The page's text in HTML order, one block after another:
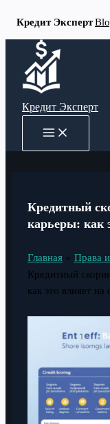
Кредит Эксперт
Перейти
содержимому
Кредит Эксперт
MAIN
MENU
Кредитный
карьеры: как
Главная
Права
Кредитный
как это влияет